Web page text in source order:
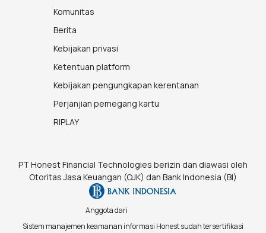
PT Honest Financial Technologies berizin dan diawasi oleh
Otoritas Jasa Keuangan (OJK) dan Bank Indonesia (BI)
Anggota dari
Sistem manajemen keamanan informasi Honest sudah tersertifikasi
Komunitas
Berita
Kebijakan privasi
Ketentuan platform
Kebijakan pengungkapan kerentanan
Perjanjian pemegang kartu
RIPLAY